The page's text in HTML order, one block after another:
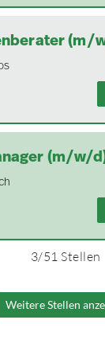
(m/
(m/w/
3/51 Stellen
Weitere Stellen